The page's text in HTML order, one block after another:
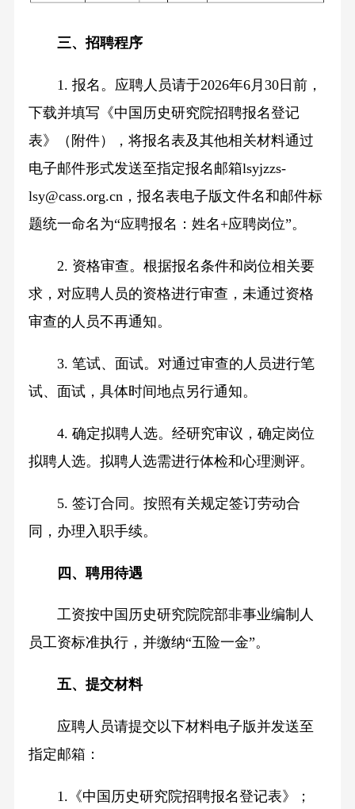
三、招聘程序
1. 报名。应聘人员请于2026年6月30日前，
下载并填写《中国历史研究院招聘报名登记
表》（附件），将报名表及其他相关材料通过
电子邮件形式发送至指定报名邮箱lsyjzzs-
lsy@cass.org.cn，报名表电子版文件名和邮件标
题统一命名为“应聘报名：姓名+应聘岗位”。
2. 资格审查。根据报名条件和岗位相关要
求，对应聘人员的资格进行审查，未通过资格
审查的人员不再通知。
3. 笔试、面试。对通过审查的人员进行笔
试、面试，具体时间地点另行通知。
4. 确定拟聘人选。经研究审议，确定岗位
拟聘人选。拟聘人选需进行体检和心理测评。
5. 签订合同。按照有关规定签订劳动合
同，办理入职手续。
四、聘用待遇
工资按中国历史研究院院部非事业编制人
员工资标准执行，并缴纳“五险一金”。
五、提交材料
应聘人员请提交以下材料电子版并发送至
指定邮箱：
1.《中国历史研究院招聘报名登记表》；